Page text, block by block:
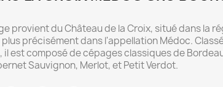
provient du Château de la Croix, situé dans la
précisément dans l'appellation Médoc.
il est composé de cépages classiques de
Sauvignon, Merlot, et Petit Verdot.